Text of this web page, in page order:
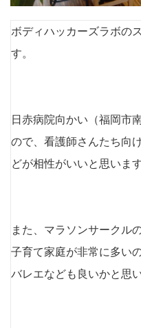
ボディハッカーズラボの
す。
日赤病院向かい（福岡市
ので、看護師さんたち向
どが相性がいいと思います
また、マラソンサークル
子育て家庭が非常に多い
バレエなども良いかと思い